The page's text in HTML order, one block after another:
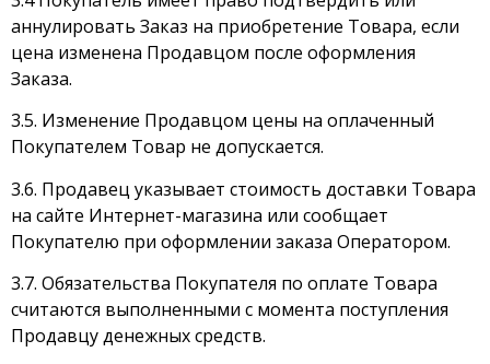
аннулировать Заказ на приобретение Товара, если
цена изменена Продавцом после оформления
Заказа.
3.5. Изменение Продавцом цены на оплаченный
Покупателем Товар не допускается.
3.6. Продавец указывает стоимость доставки Товара
на сайте Интернет-магазина или сообщает
Покупателю при оформлении заказа Оператором.
3.7. Обязательства Покупателя по оплате Товара
считаются выполненными с момента поступления
Продавцу денежных средств.